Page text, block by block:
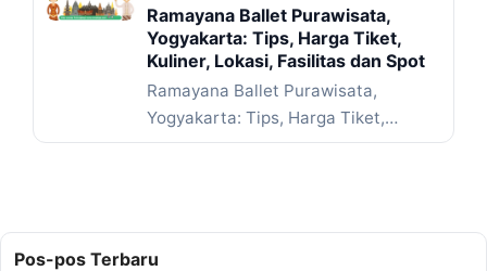
Ramayana Ballet Purawisata,
Yogyakarta: Tips, Harga Tiket,
Kuliner, Lokasi, Fasilitas dan Spot
Ramayana Ballet Purawisata,
Yogyakarta: Tips, Harga Tiket,
Kuliner, Lokasi, Fasilitas dan Spot –
Pos-pos Terbaru